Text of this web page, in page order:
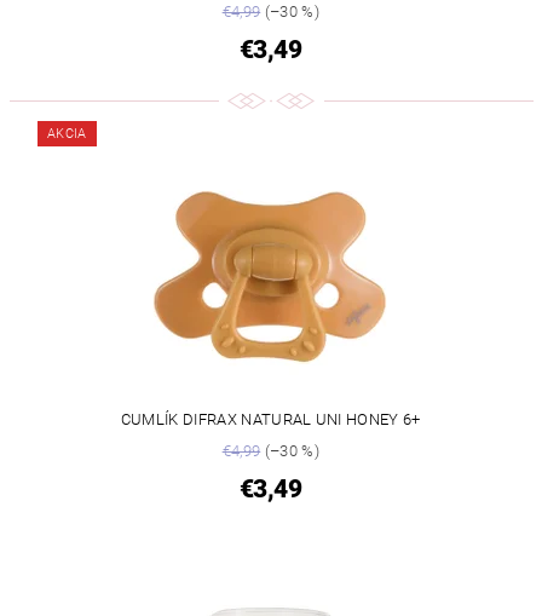
€4,99(–30 %)
€3,49
AKCIA
CUMLÍK DIFRAX NATURAL UNI HONEY 6+
€4,99(–30 %)
€3,49